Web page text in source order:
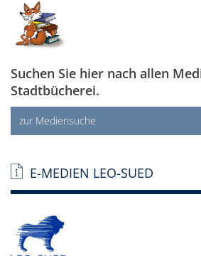
Suchen Sie hier nach allen
Stadtbücherei.
zur Mediensuche
E-MEDIEN LEO-SUED